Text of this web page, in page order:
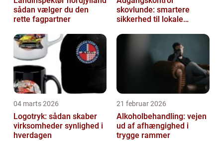
sådan vælger du den
rette fagpartner
skovlunde: smartere
sikkerhed til lokale
04 marts 2026
Logotryk: sådan skaber
virksomheder synlighed i
hverdagen
21 februar 2026
Alkoholbehandling: vejen
ud af afhængighed i
trygge rammer